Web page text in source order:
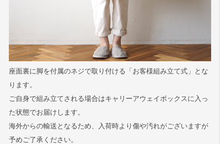
座面裏に脚を付属のネジで取り付ける「お客様組み立て式」とな
ります。
ご自身で組み立てされる場合はキャリーアウェイボックスに入っ
た状態でお届けします。
海外からの輸送となるため、入荷時より傷や汚れがございますが
予めご了承ください。